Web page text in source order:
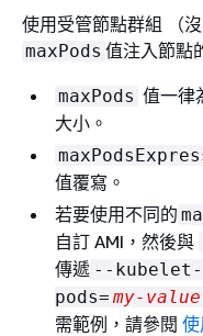
使用受管節點群組 （
maxPods 值注入節點
maxPods 值一律
大小。
值覆寫。
若要使用不同的
自訂 AMI，然後與
傳遞 --
pods= my-value
需範例，請參閱